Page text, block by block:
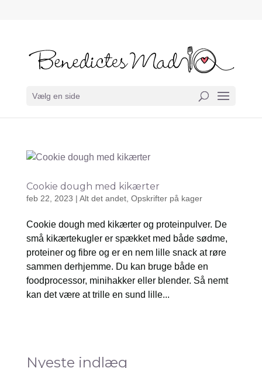
Vælg en side
Cookie dough med kikærter
feb 22, 2023 | Alt det andet, Opskrifter på kager
Cookie dough med kikærter og proteinpulver. De
små kikærtekugler er spækket med både sødme,
proteiner og fibre og er en nem lille snack at røre
sammen derhjemme. Du kan bruge både en
foodprocessor, minihakker eller blender. Så nemt
kan det være at trille en sund lille...
Nyeste indlæg